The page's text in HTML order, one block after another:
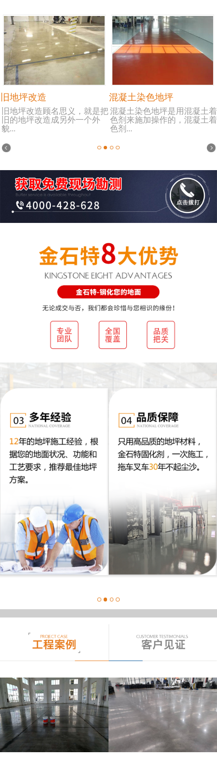
旧地坪改造
旧地坪改造顾名思义，就是把
旧的地坪改造成另外一个外
貌...
混凝土染色地坪
混凝土染色地坪是用混凝土着
色剂来施加操作的，混凝土着
色剂...